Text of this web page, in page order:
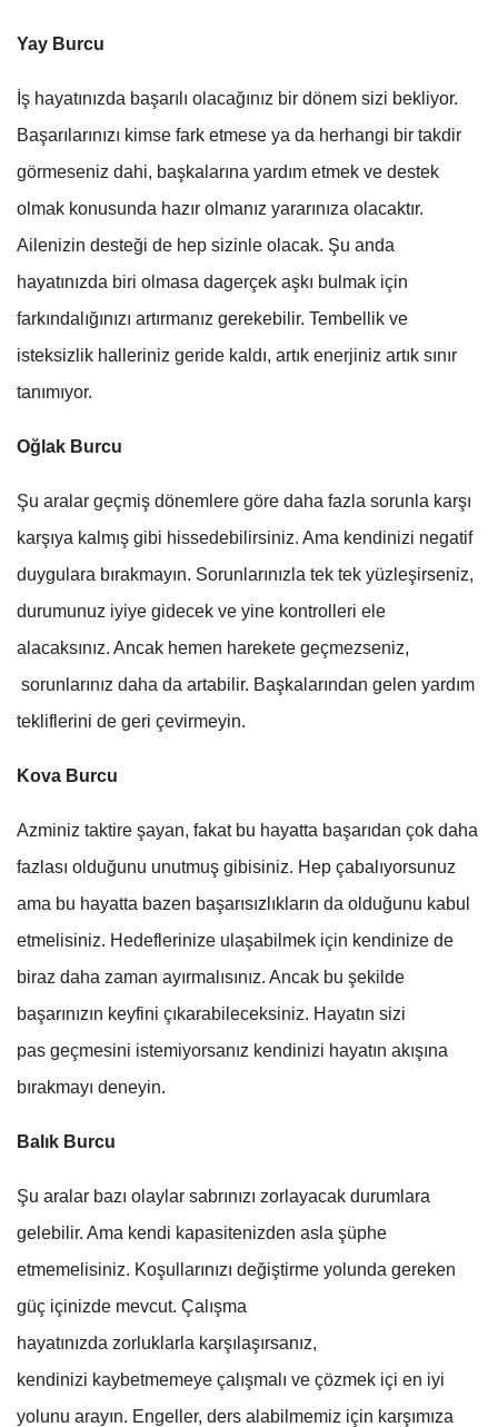
Yay Burcu
İş hayatınızda başarılı olacağınız bir dönem sizi bekliyor.
Başarılarınızı kimse fark etmese ya da herhangi bir takdir
görmeseniz dahi, başkalarına yardım etmek ve destek
olmak konusunda hazır olmanız yararınıza olacaktır.
Ailenizin desteği de hep sizinle olacak. Şu anda
hayatınızda biri olmasa dagerçek aşkı bulmak için
farkındalığınızı artırmanız gerekebilir. Tembellik ve
isteksizlik halleriniz geride kaldı, artık enerjiniz artık sınır
tanımıyor.
Oğlak Burcu
Şu aralar geçmiş dönemlere göre daha fazla sorunla karşı
karşıya kalmış gibi hissedebilirsiniz. Ama kendinizi negatif
duygulara bırakmayın. Sorunlarınızla tek tek yüzleşirseniz,
durumunuz iyiye gidecek ve yine kontrolleri ele
alacaksınız. Ancak hemen harekete geçmezseniz,
sorunlarınız daha da artabilir. Başkalarından gelen yardım
tekliflerini de geri çevirmeyin.
Kova Burcu
Azminiz taktire şayan, fakat bu hayatta başarıdan çok daha
fazlası olduğunu unutmuş gibisiniz. Hep çabalıyorsunuz
ama bu hayatta bazen başarısızlıkların da olduğunu kabul
etmelisiniz. Hedeflerinize ulaşabilmek için kendinize de
biraz daha zaman ayırmalısınız. Ancak bu şekilde
başarınızın keyfini çıkarabileceksiniz. Hayatın sizi
pas geçmesini istemiyorsanız kendinizi hayatın akışına
bırakmayı deneyin.
Balık Burcu
Şu aralar bazı olaylar sabrınızı zorlayacak durumlara
gelebilir. Ama kendi kapasitenizden asla şüphe
etmemelisiniz. Koşullarınızı değiştirme yolunda gereken
güç içinizde mevcut. Çalışma
hayatınızda zorluklarla karşılaşırsanız,
kendinizi kaybetmemeye çalışmalı ve çözmek içi en iyi
yolunu arayın. Engeller, ders alabilmemiz için karşımıza